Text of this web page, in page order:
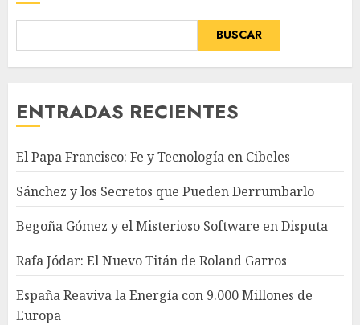
BUSCAR
ENTRADAS RECIENTES
El Papa Francisco: Fe y Tecnología en Cibeles
Sánchez y los Secretos que Pueden Derrumbarlo
Begoña Gómez y el Misterioso Software en Disputa
Rafa Jódar: El Nuevo Titán de Roland Garros
España Reaviva la Energía con 9.000 Millones de
Europa